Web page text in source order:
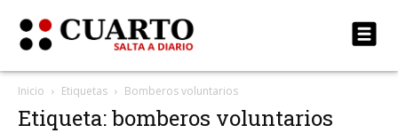
Inicio Etiquetas Bomberos voluntarios
Etiqueta: bomberos voluntarios